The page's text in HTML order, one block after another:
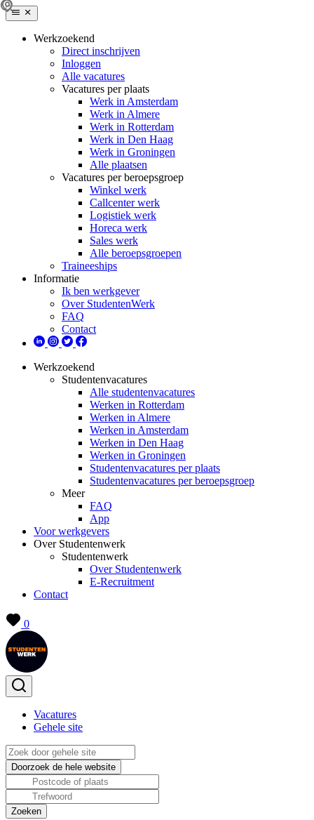
Werkzoekend
Direct inschrijven
Inloggen
Alle vacatures
Vacatures per plaats
Werk in Amsterdam
Werk in Almere
Werk in Rotterdam
Werk in Den Haag
Werk in Groningen
Alle plaatsen
Vacatures per beroepsgroep
Winkel werk
Callcenter werk
Logistiek werk
Horeca werk
Sales werk
Alle beroepsgroepen
Traineeships
Informatie
Ik ben werkgever
Over StudentenWerk
FAQ
Contact
Werkzoekend
Studentenvacatures
Alle studentenvacatures
Werken in Rotterdam
Werken in Almere
Werken in Amsterdam
Werken in Den Haag
Werken in Groningen
Studentenvacatures per plaats
Studentenvacatures per beroepsgroep
Meer
FAQ
App
Voor werkgevers
Over Studentenwerk
Studentenwerk
Over Studentenwerk
E-Recruitment
Contact
0
Vacatures
Gehele site